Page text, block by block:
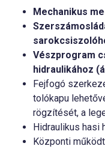
Mechanikus
Vészprogram
hidraulikához
Fejfogó
tolókapu
rögzítését, a
Hidraulikus hasi
Központi